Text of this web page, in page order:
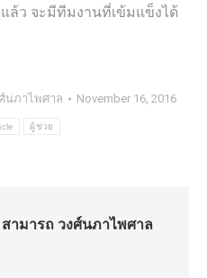
ว จะมีทีมงานที่เข้มแข็งได้
นภาไพศาล November 16, 2016
ผู้ช่วย
สามารถ วงศ์นภาไพศาล